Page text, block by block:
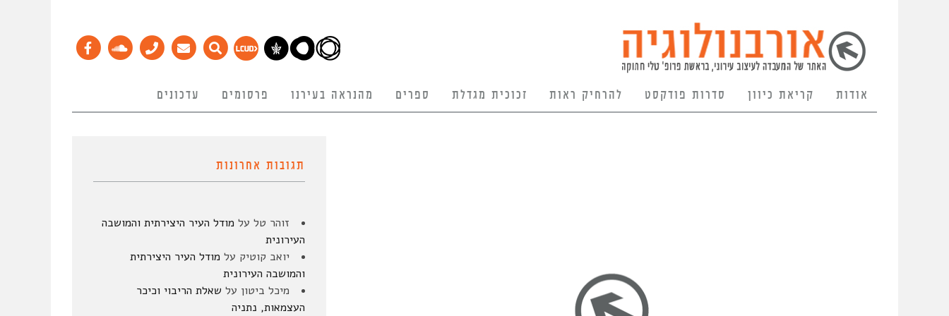
אודות קריאת כיוון סדרות פודקסט להרחיק ראות זכוכית מגדלת ספרים מהנראה בעירנו פרסומים עדכונים
תגובות אחרונות
זוהר טל על מודל העיר היצירתית והמושבה
העירונית
יואב קוטיק על מודל העיר היצירתית
והמושבה העירונית
מיכל ביטון על שאלת הריבוי וכיכר
העצמאות, נתניה